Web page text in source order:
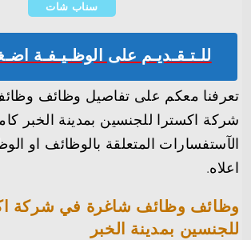
سناب شات
للـتـقـديـم على الوظـيـفـة
تعرفنا معكم على تفاصيل وظائف
شركة اكسترا للجنسين بمدينة الخبر
الآستفسارات المتعلقة بالوظائف او
اعلاه.
وظائف وظائف شاغرة في شركة
للجنسين بمدينة الخبر